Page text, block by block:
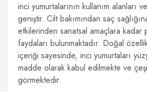
inci yumurtalarının kullanım alanları
geniştir. Cilt bakımından saç
etkilerinden sanatsal amaçlara kadar
faydaları bulunmaktadır. Doğal
içeriği sayesinde, inci yumurtaları
madde olarak kabul edilmekte ve
görmektedir.